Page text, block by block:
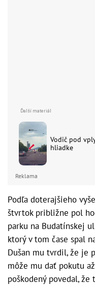
Vodič pod
hliadke
Reklama
Podľa doterajšieho
štvrtok približne pol
parku na Budatínskej
ktorý v tom čase spal
Dušan mu tvrdil, že je
môže mu dať pokutu
poškodený povedal,